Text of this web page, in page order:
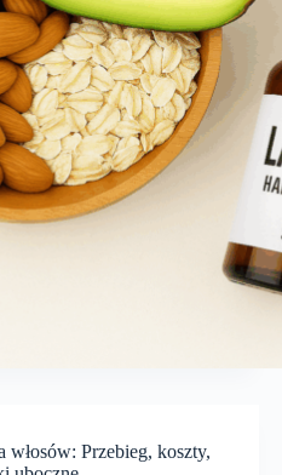
włosów: Przebieg, koszty,